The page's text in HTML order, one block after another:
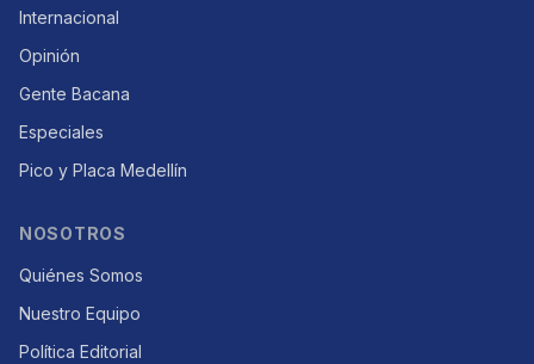
Internacional
Opinión
Gente Bacana
Especiales
Pico y Placa Medellín
NOSOTROS
Quiénes Somos
Nuestro Equipo
Política Editorial